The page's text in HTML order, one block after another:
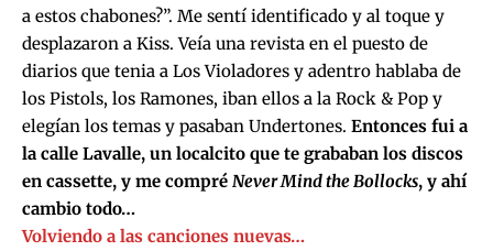
a estos chabones?”. Me sentí identificado y al toque y
desplazaron a Kiss. Veía una revista en el puesto de
diarios que tenia a Los Violadores y adentro hablaba de
los Pistols, los Ramones, iban ellos a la Rock & Pop y
elegían los temas y pasaban Undertones. Entonces fui a
la calle Lavalle, un localcito que te grababan los discos
en cassette, y me compré Never Mind the Bollocks, y ahí
cambio todo…
Volviendo a las canciones nuevas…